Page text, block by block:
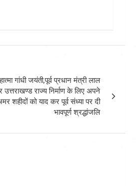
गांधी जयंती,पूर्व प्रधान मंत्री लाल
उत्तराखण्ड राज्य निर्माण के लिए अपने
शहीदों को याद कर पूर्व संध्या पर दी
भावपूर्ण श्रद्धांजलि